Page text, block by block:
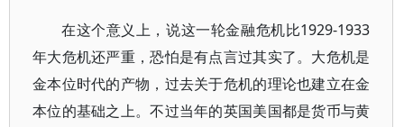
在这个意义上，说这一轮金融危机比1929-1933
年大危机还严重，恐怕是有点言过其实了。大危机是
金本位时代的产物，过去关于危机的理论也建立在金
本位的基础之上。不过当年的英国美国都是货币与黄